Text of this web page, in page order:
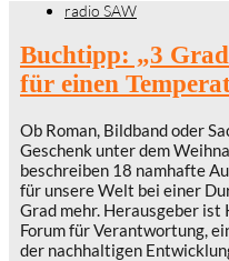
radio SAW
Buchtipp: „3
für einen
Ob Roman, Bildband oder
Geschenk unter dem
beschreiben 18 namhafte
für unsere Welt bei einer
Grad mehr. Herausgeber ist
Forum für Verantwortung,
der nachhaltigen